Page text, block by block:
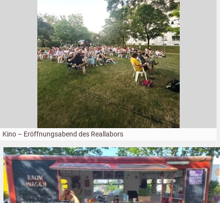
Kino – Eröffnungsabend des Reallabors